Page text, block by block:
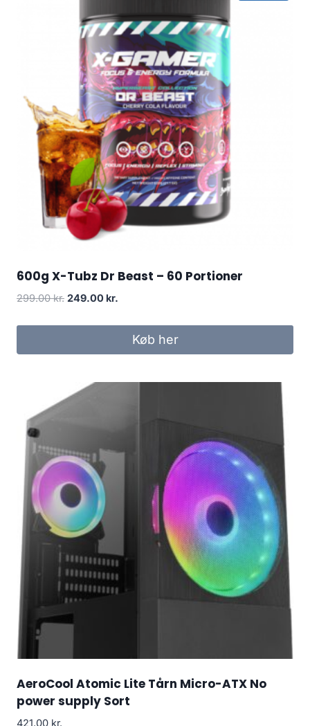
600g X-Tubz Dr Beast – 60 Portioner
299.00kr. Original
was:
249.00 kr.
is:
249.00 kr..
Køb her
AeroCool Atomic Lite Tårn Micro-ATX No
power supply Sort
421.00 kr.